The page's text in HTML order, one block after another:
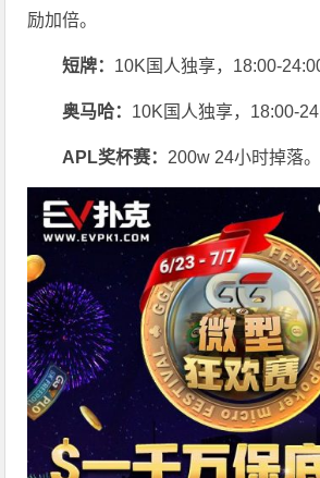
励加倍。
短牌： 10K国人独享，18:00-
奥马哈： 10K国人独享，18:00-
APL奖杯赛： 200w 24小时掉落。